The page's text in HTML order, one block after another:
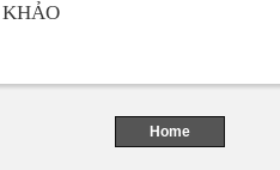
Home